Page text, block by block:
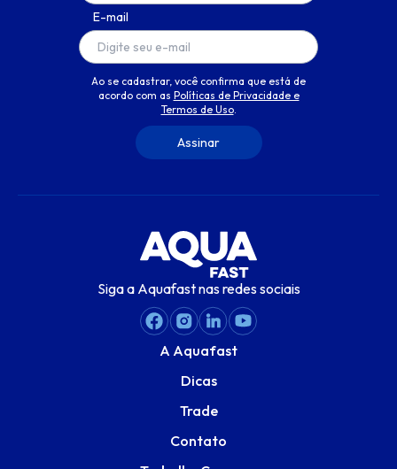
E-mail
Ao se cadastrar, você confirma que está de
acordo com as Políticas de Privacidade e
Termos de Uso.
Siga a Aquafast nas redes sociais
A Aquafast
Dicas
Trade
Contato